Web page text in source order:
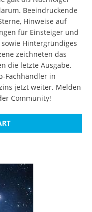
Beeindruckende
Hinweise auf
für Einsteiger und
Hintergründiges
zeichneten das
die letzte Ausgabe.
Fachhändler in
jetzt weiter. Melden
Community!